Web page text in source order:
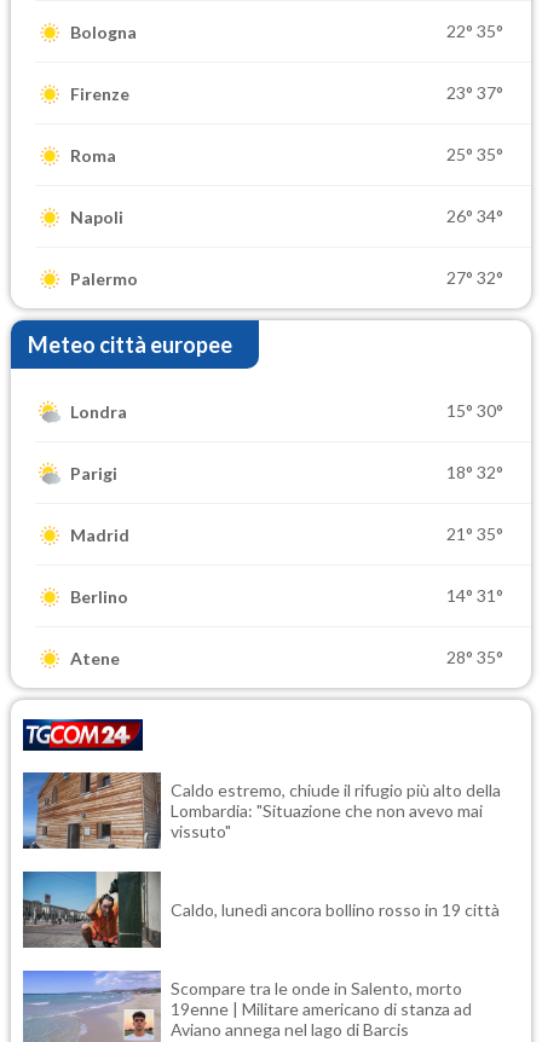
Bologna 22° 35°
Firenze 23° 37°
Roma 25° 35°
Napoli 26° 34°
Palermo 27° 32°
Meteo città europee
Londra 15° 30°
Parigi 18° 32°
Madrid 21° 35°
Berlino 14° 31°
Atene 28° 35°
Caldo estremo, chiude il rifugio più alto della
Lombardia: "Situazione che non avevo mai
vissuto"
Caldo, lunedì ancora bollino rosso in 19 città
Scompare tra le onde in Salento, morto
19enne | Militare americano di stanza ad
Aviano annega nel lago di Barcis